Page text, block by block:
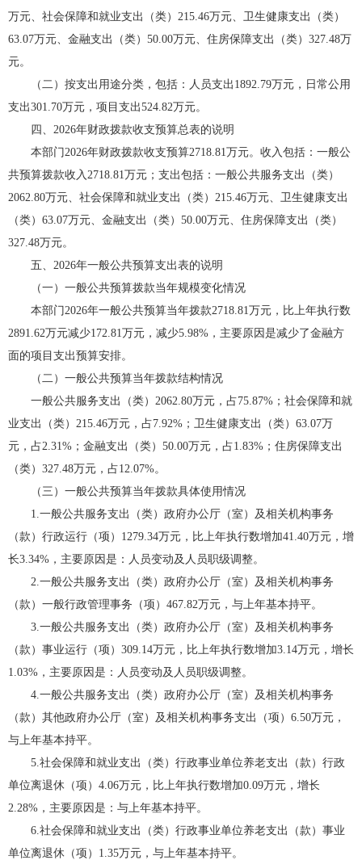
万元、社会保障和就业支出（类）215.46万元、卫生健康支出（类）
63.07万元、金融支出（类）50.00万元、住房保障支出（类）327.48万
元。
（二）按支出用途分类，包括：人员支出1892.79万元，日常公用
支出301.70万元，项目支出524.82万元。
四、2026年财政拨款收支预算总表的说明
本部门2026年财政拨款收支预算2718.81万元。收入包括：一般公
共预算拨款收入2718.81万元；支出包括：一般公共服务支出（类）
2062.80万元、社会保障和就业支出（类）215.46万元、卫生健康支出
（类）63.07万元、金融支出（类）50.00万元、住房保障支出（类）
327.48万元。
五、2026年一般公共预算支出表的说明
（一）一般公共预算拨款当年规模变化情况
本部门2026年一般公共预算当年拨款2718.81万元，比上年执行数
2891.62万元减少172.81万元，减少5.98%，主要原因是减少了金融方
面的项目支出预算安排。
（二）一般公共预算当年拨款结构情况
一般公共服务支出（类）2062.80万元，占75.87%；社会保障和就
业支出（类）215.46万元，占7.92%；卫生健康支出（类）63.07万
元，占2.31%；金融支出（类）50.00万元，占1.83%；住房保障支出
（类）327.48万元，占12.07%。
（三）一般公共预算当年拨款具体使用情况
1.一般公共服务支出（类）政府办公厅（室）及相关机构事务
（款）行政运行（项）1279.34万元，比上年执行数增加41.40万元，增
长3.34%，主要原因是：人员变动及人员职级调整。
2.一般公共服务支出（类）政府办公厅（室）及相关机构事务
（款）一般行政管理事务（项）467.82万元，与上年基本持平。
3.一般公共服务支出（类）政府办公厅（室）及相关机构事务
（款）事业运行（项）309.14万元，比上年执行数增加3.14万元，增长
1.03%，主要原因是：人员变动及人员职级调整。
4.一般公共服务支出（类）政府办公厅（室）及相关机构事务
（款）其他政府办公厅（室）及相关机构事务支出（项）6.50万元，
与上年基本持平。
5.社会保障和就业支出（类）行政事业单位养老支出（款）行政
单位离退休（项）4.06万元，比上年执行数增加0.09万元，增长
2.28%，主要原因是：与上年基本持平。
6.社会保障和就业支出（类）行政事业单位养老支出（款）事业
单位离退休（项）1.35万元，与上年基本持平。